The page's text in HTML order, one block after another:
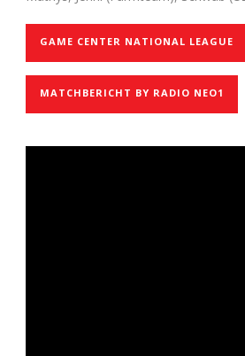
GAME CENTER NATIONAL LEAGUE
MATCHBERICHT BY RADIO NEO1